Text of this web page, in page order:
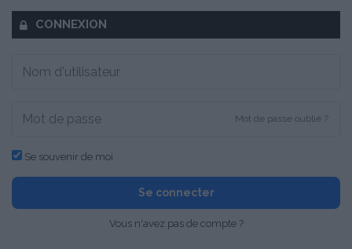
CONNEXION
Mot de passe oublié ?
Se souvenir de moi
Se connecter
Vous n'avez pas de compte ?